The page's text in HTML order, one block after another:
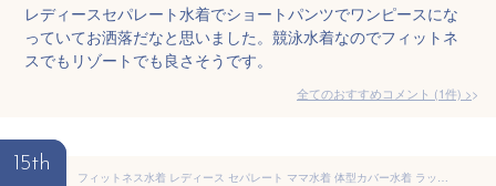
レディースセパレート水着でショートパンツでワンピースにな
っていてお洒落だなと思いました。競泳水着なのでフィットネ
スでもリゾートでも良さそうです。
全てのおすすめコメント (1件) >
15th
フィットネス水着 レディース セパレート ママ水着 体型カバー水着 ラッシュガード 長袖 レギンス 6点上下セット ぽっちゃり ママ水着 20代 30代 40代 50代 かわいい 大きいサイズ 3L 4L 5L 6L 紫外線対策 オトナ女子 脚 二の腕 太もも お尻 お腹 カバーアップ 露出控えめ